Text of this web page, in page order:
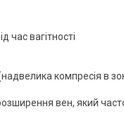
час вагітності
компресія в
вен, який